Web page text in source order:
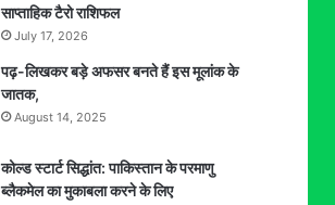
साप्ताहिक टैरो राशिफल
July 17, 2026
पढ़-लिखकर बड़े अफसर बनते हैं इस मूलांक के
जातक,
August 14, 2025
कोल्ड स्टार्ट सिद्धांत: पाकिस्तान के परमाणु
ब्लैकमेल का मुकाबला करने के लिए